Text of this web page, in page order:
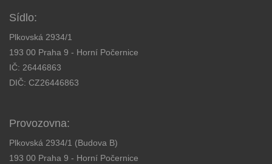
Sídlo:
Plkovská 2934/1
193 00 Praha 9 - Horní Počernice
IČ: 26446863
DIČ: CZ26446863
Provozovna:
Plkovská 2934/1 (Budova B)
193 00 Praha 9 - Horní Počernice